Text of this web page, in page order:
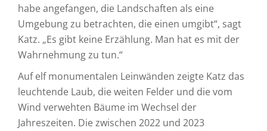
habe angefangen, die Landschaften als eine
Umgebung zu betrachten, die einen umgibt“, sagt
Katz. „Es gibt keine Erzählung. Man hat es mit der
Wahrnehmung zu tun.“
Auf elf monumentalen Leinwänden zeigte Katz das
leuchtende Laub, die weiten Felder und die vom
Wind verwehten Bäume im Wechsel der
Jahreszeiten. Die zwischen 2022 und 2023